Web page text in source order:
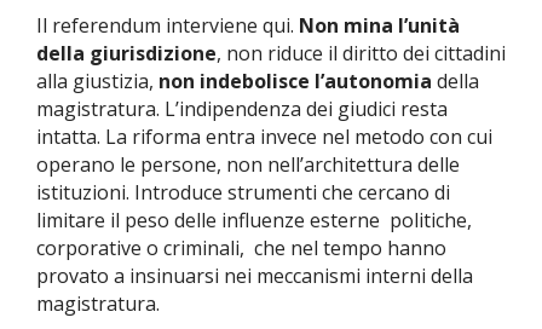
Il referendum interviene qui. Non mina l’unità
della giurisdizione, non riduce il diritto dei cittadini
alla giustizia, non indebolisce l’autonomia della
magistratura. L’indipendenza dei giudici resta
intatta. La riforma entra invece nel metodo con cui
operano le persone, non nell’architettura delle
istituzioni. Introduce strumenti che cercano di
limitare il peso delle influenze esterne politiche,
corporative o criminali, che nel tempo hanno
provato a insinuarsi nei meccanismi interni della
magistratura.